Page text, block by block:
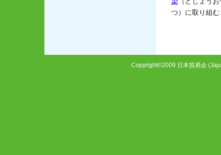
つ） に取り組
Copyright©2009 日本貿易会